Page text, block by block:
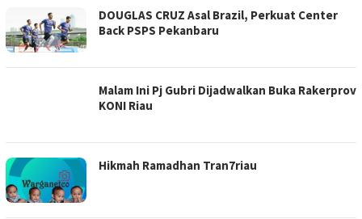
DOUGLAS CRUZ Asal Brazil, Perkuat Center
Back PSPS Pekanbaru
Malam Ini Pj Gubri Dijadwalkan Buka Rakerprov
KONI Riau
Hikmah Ramadhan Tran7riau